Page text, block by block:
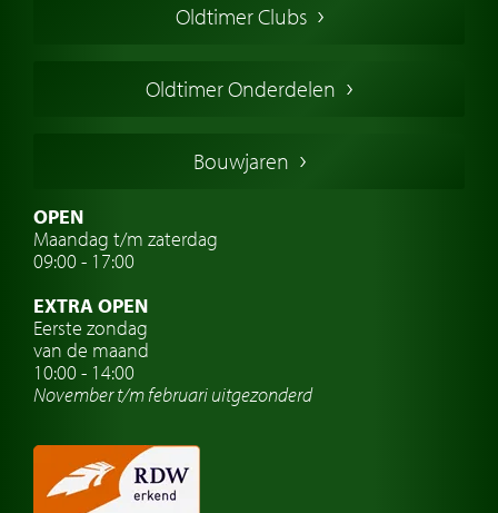
Amerikaanse oldtimers
Franse oldtimers
Zweedse oldtimers
Oldtimer verzekering
Oldtimer reizen
Oldtimerwerkplaats
Automerk horloges
Classic cars Nederland
Oldtimer Clubs
Oldtimer Onderdelen
Bouwjaren
OPEN
Maandag t/m zaterdag
09:00 - 17:00
EXTRA OPEN
Eerste zondag
van de maand
10:00 - 14:00
November t/m februariuitgezonderd